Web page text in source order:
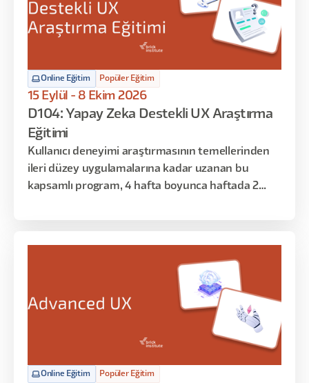
seviyeye getirmeyi amaçlamaktadır. Sonraki
haftalarda bu temel bilgileri uygulamalı örneklerle
zenginleştirip Figma’ya hakim olacağız. Son
Design System ve Token mantığı ile bir ürünü
hayata geçireceğiz.
Online Eğitim Popüler Eğitim
15 Eylül - 8 Ekim 2026
D104: Yapay Zeka Destekli UX Araştırma
Eğitimi
Kullanıcı deneyimi araştırmasının temellerinden
ileri düzey uygulamalarına kadar uzanan bu
kapsamlı program, 4 hafta boyunca haftada 2
araştırma tekniklerini de öğreneceksiniz.
Online Eğitim Popüler Eğitim